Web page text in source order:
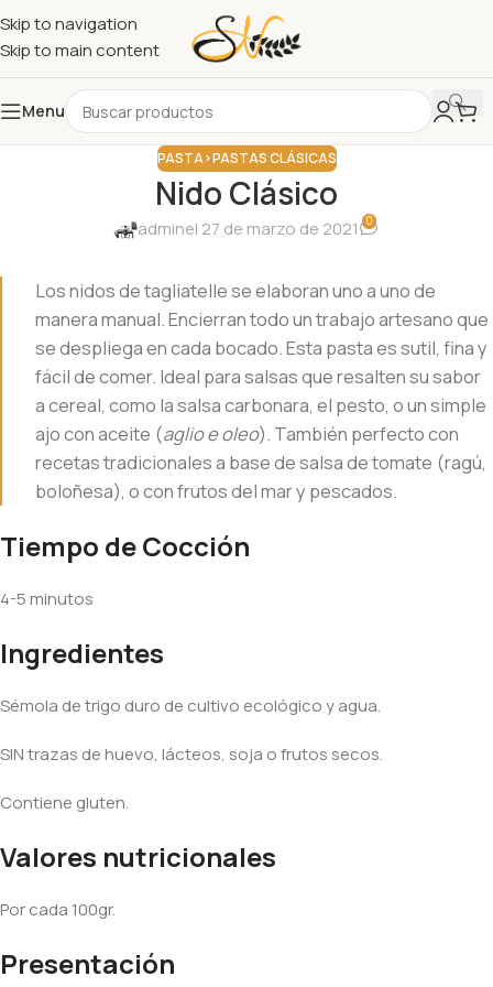
Skip to navigation
Skip to main content
Menu
PASTA>PASTAS CLÁSICAS
Nido Clásico
adminel 27 de marzo de 2021 0
Los nidos de tagliatelle se elaboran uno a uno de
manera manual. Encierran todo un trabajo artesano que
se despliega en cada bocado. Esta pasta es sutil, fina y
fácil de comer. Ideal para salsas que resalten su sabor
a cereal, como la salsa carbonara, el pesto, o un simple
ajo con aceite (aglio e oleo). También perfecto con
recetas tradicionales a base de salsa de tomate (ragú,
boloñesa), o con frutos del mar y pescados.
Tiempo de Cocción
4-5 minutos
Ingredientes
Sémola de trigo duro de cultivo ecológico y agua.
SIN trazas de huevo, lácteos, soja o frutos secos.
Contiene gluten.
Valores nutricionales
Por cada 100gr.
Presentación